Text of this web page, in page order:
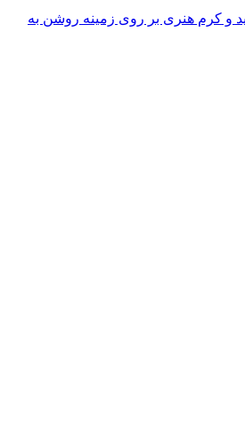
و کرم هنری بر روی زمینه روشن به